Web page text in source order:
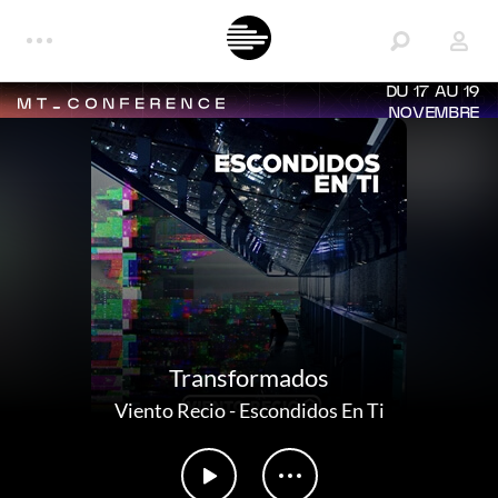
DU 17 AU 19
NOVEMBRE
Transformados
Viento Recio-Escondidos En Ti